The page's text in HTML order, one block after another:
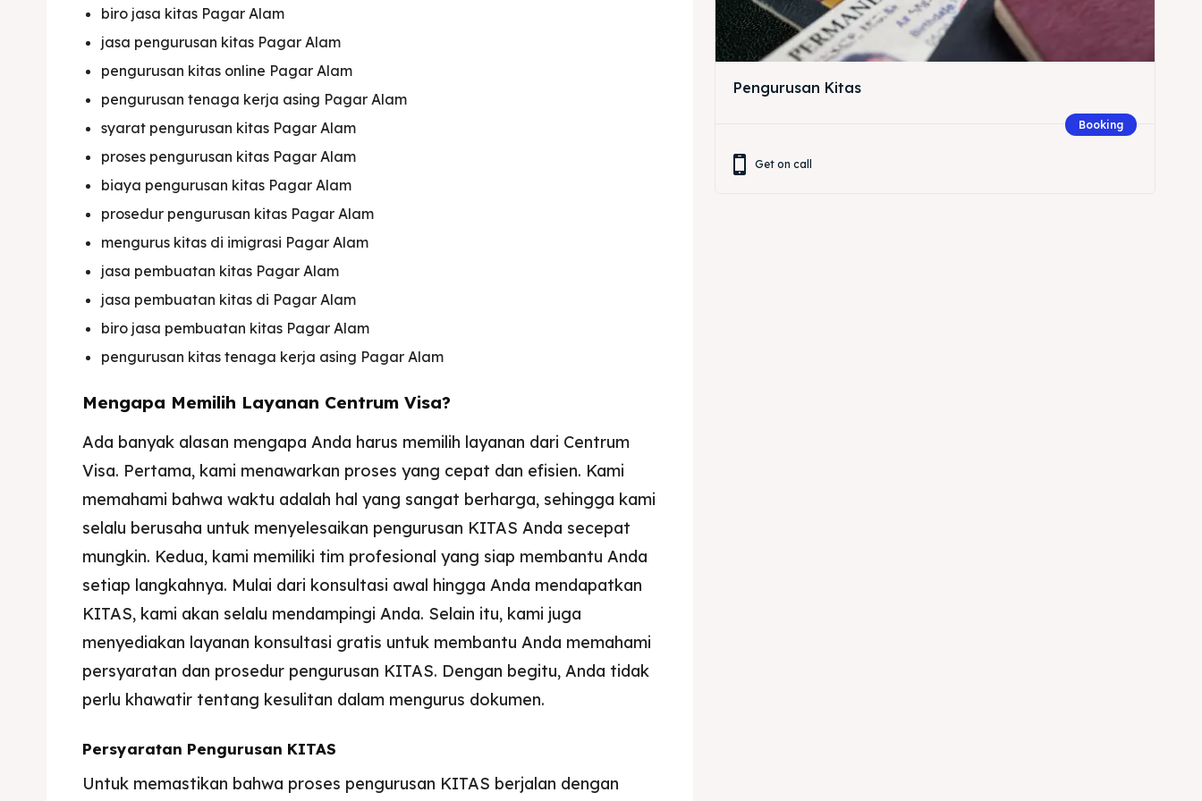
biro jasa kitas Pagar Alam
jasa pengurusan kitas Pagar Alam
pengurusan kitas online Pagar Alam
pengurusan tenaga kerja asing Pagar Alam
syarat pengurusan kitas Pagar Alam
proses pengurusan kitas Pagar Alam
biaya pengurusan kitas Pagar Alam
prosedur pengurusan kitas Pagar Alam
mengurus kitas di imigrasi Pagar Alam
jasa pembuatan kitas Pagar Alam
jasa pembuatan kitas di Pagar Alam
biro jasa pembuatan kitas Pagar Alam
pengurusan kitas tenaga kerja asing Pagar Alam
Mengapa Memilih Layanan Centrum Visa?
Ada banyak alasan mengapa Anda harus memilih layanan dari Centrum
Visa. Pertama, kami menawarkan proses yang cepat dan efisien. Kami
memahami bahwa waktu adalah hal yang sangat berharga, sehingga kami
selalu berusaha untuk menyelesaikan pengurusan KITAS Anda secepat
mungkin. Kedua, kami memiliki tim profesional yang siap membantu Anda
setiap langkahnya. Mulai dari konsultasi awal hingga Anda mendapatkan
KITAS, kami akan selalu mendampingi Anda. Selain itu, kami juga
menyediakan layanan konsultasi gratis untuk membantu Anda memahami
persyaratan dan prosedur pengurusan KITAS. Dengan begitu, Anda tidak
perlu khawatir tentang kesulitan dalam mengurus dokumen.
Persyaratan Pengurusan KITAS
Untuk memastikan bahwa proses pengurusan KITAS berjalan dengan
Pengurusan Kitas
Booking
Get on call